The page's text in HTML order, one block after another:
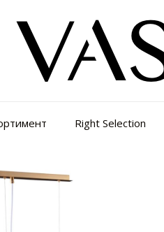
Right Selection